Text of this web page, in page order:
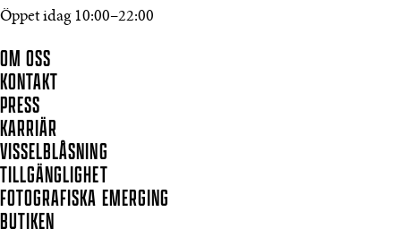
Öppet idag 10:00–22:00
OM OSS
KONTAKT
PRESS
KARRIÄR
VISSELBLÅSNING
TILLGÄNGLIGHET
FOTOGRAFISKA EMERGING
BUTIKEN